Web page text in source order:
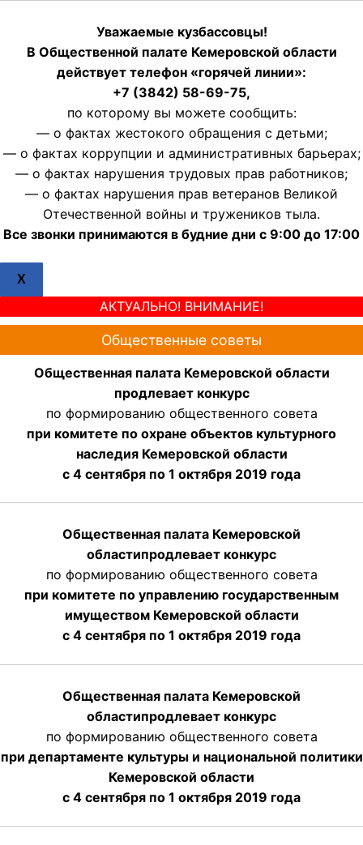
Уважаемые кузбассовцы!
В Общественной палате Кемеровской области
действует телефон «горячей линии»:
+7 (3842) 58-69-75,
по которому вы можете сообщить:
— о фактах жестокого обращения с детьми;
— о фактах коррупции и административных барьерах;
— о фактах нарушения трудовых прав работников;
— о фактах нарушения прав ветеранов Великой
Отечественной войны и тружеников тыла.
Все звонки принимаются в будние дни с 9:00 до 17:00
X
АКТУАЛЬНО! ВНИМАНИЕ!
Общественные советы
Общественная палата Кемеровской области
продлевает конкурс
по формированию общественного совета
при комитете по охране объектов культурного
наследия Кемеровской области
с 4 сентября по 1 октября 2019 года
Общественная палата Кемеровской
областипродлевает конкурс
по формированию общественного совета
при комитете по управлению государственным
имуществом Кемеровской области
с 4 сентября по 1 октября 2019 года
Общественная палата Кемеровской
областипродлевает конкурс
по формированию общественного совета
при департаменте культуры и национальной политики
Кемеровской области
с 4 сентября по 1 октября 2019 года